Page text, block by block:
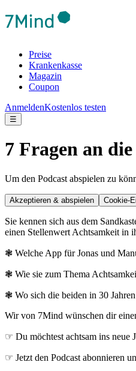
Preise
Krankenkasse
Magazin
Coupon
AnmeldenKostenlos testen
☰
7 Fragen an
Um den Podcast abspielen zu
Akzeptieren & abspielen Cookie-
Sie kennen sich aus dem
einen Stellenwert Achtsamkeit in
❃ Welche App für Jonas und
❃ Wie sie zum Thema
❃ Wo sich die beiden in 30 Jahren
Wir von 7Mind wünschen dir
☞ Du möchtest achtsam ins neue
☞ Jetzt den Podcast abonnieren